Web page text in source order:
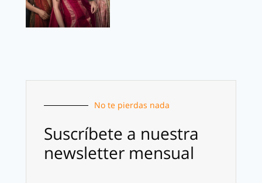
No te pierdas nada
Suscríbete a nuestra
newsletter mensual